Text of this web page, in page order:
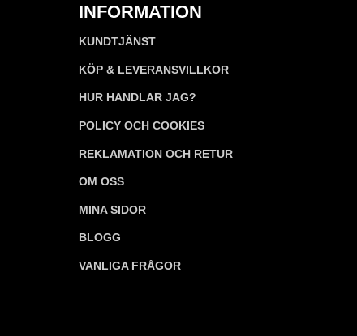
INFORMATION
KUNDTJÄNST
KÖP & LEVERANSVILLKOR
HUR HANDLAR JAG?
POLICY OCH COOKIES
REKLAMATION OCH RETUR
OM OSS
MINA SIDOR
BLOGG
VANLIGA FRÅGOR